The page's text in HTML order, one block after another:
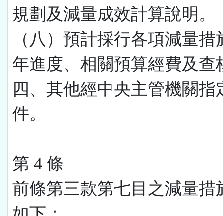
規劃及減量成效計算說明。
（八）預計採行各項減量措
年進度、相關預算經費及查
四、其他經中央主管機關指
件。
第 4 條
前條第三款第七目之減量措